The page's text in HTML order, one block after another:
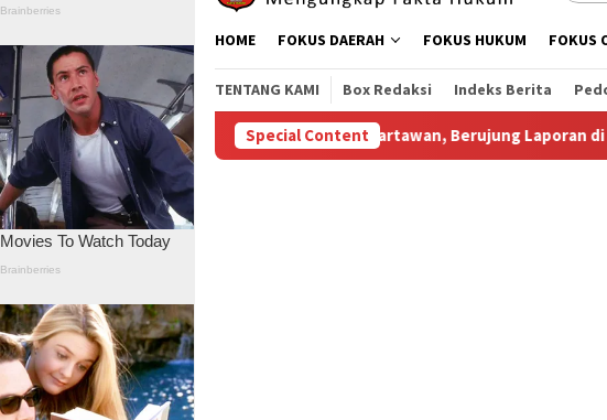
HOME FOKUS DAERAH FOKUS HUKUM FOKUS
TENTANG KAMI Box Redaksi Indeks Berita
Special Content
Subsidi Aniaya Wartawan, Berujung Laporan di Mapolda Jambi